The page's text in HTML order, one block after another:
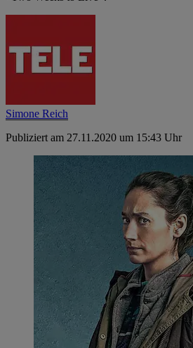
Simone Reich
Publiziert am 27.11.2020 um 15:43 Uhr